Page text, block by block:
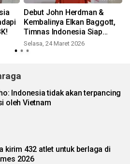
Debut John Herdman &
Kembalinya Elkan Baggott,
Timnas Indonesia Siap
Guncang GBK!
Selasa, 24 Maret 2026
Indonesia tidak akan terpancing
oleh Vietnam
kirim 432 atlet untuk berlaga di
2026